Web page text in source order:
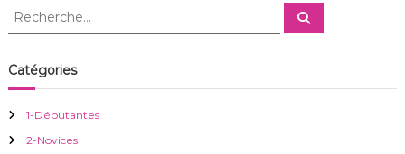
a
r
t
R
h
e
c
h
R
c
Catégories
1-Débutantes
2-Novices